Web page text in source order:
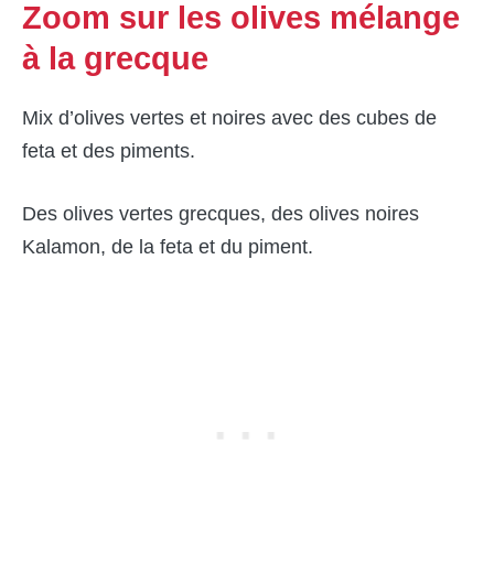
Zoom sur les olives mélange
à la grecque
Mix d’olives vertes et noires avec des cubes de
feta et des piments.
Des olives vertes grecques, des olives noires
Kalamon, de la feta et du piment.